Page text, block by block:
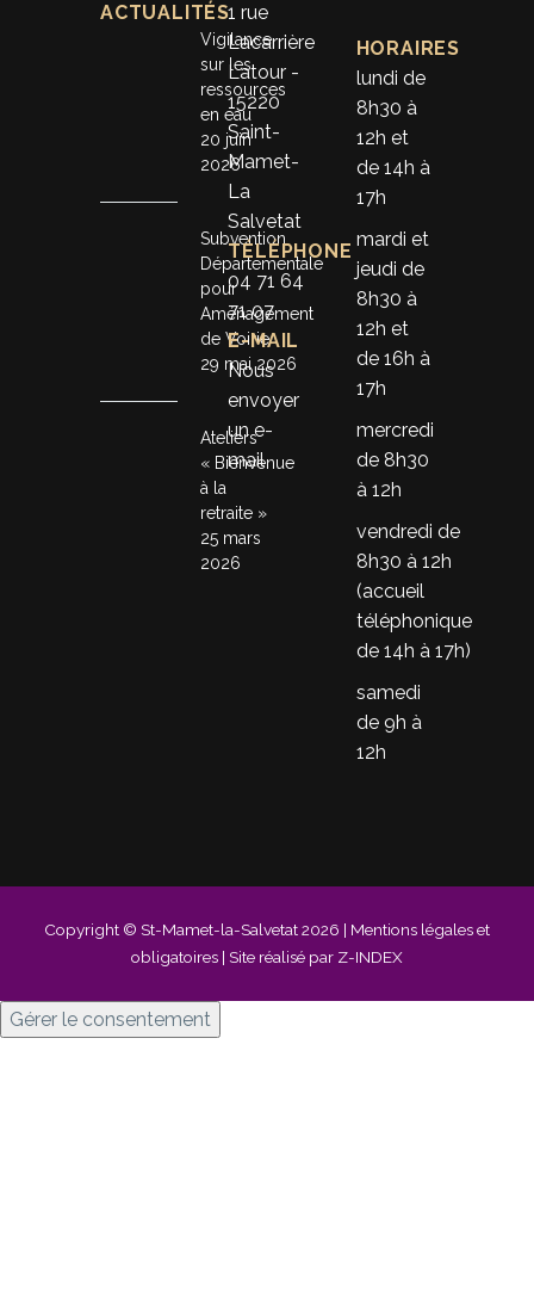
ACTUALITÉS
Vigilance
sur les
ressources
en eau
20 juin
2026
Subvention
Départementale
pour
Aménagement
de Voirie
29 mai 2026
Ateliers
« Bienvenue
à la
retraite »
25 mars
2026
1 rue
Lacarrière
Latour -
15220
Saint-
Mamet-
La
Salvetat
TÉLÉPHONE
04 71 64
71 07
E-MAIL
Nous
envoyer
un e-
mail
HORAIRES
lundi de
8h30 à
12h et
de 14h à
17h
mardi et
jeudi de
8h30 à
12h et
de 16h à
17h
mercredi
de 8h30
à 12h
vendredi de
8h30 à 12h
(accueil
téléphonique
de 14h à 17h)
samedi
de 9h à
12h
Copyright © St-Mamet-la-Salvetat 2026 | Mentions légales et
obligatoires | Site réalisé par Z-INDEX
Gérer le consentement